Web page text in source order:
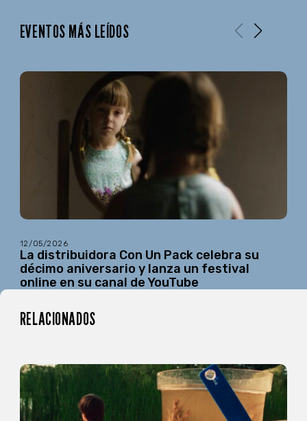
EVENTOS MÁS LEÍDOS
12/05/2026
La distribuidora Con Un Pack celebra su
décimo aniversario y lanza un festival
online en su canal de YouTube
RELACIONADOS